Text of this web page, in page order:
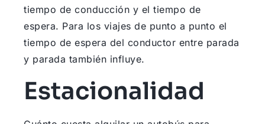
tiempo de conducción y el tiempo de
espera. Para los viajes de punto a punto el
tiempo de espera del conductor entre parada
y parada también influye.
Estacionalidad